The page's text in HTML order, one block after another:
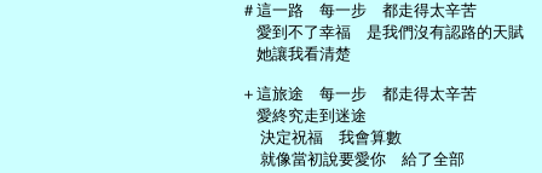
   ＃這一路　每一步　都走得太辛苦
   　愛到不了幸福　是我們沒有認路的天賦
   　她讓我看清楚
   ＋這旅途　每一步　都走得太辛苦
   　愛終究走到迷途
     決定祝福　我會算數
     就像當初說要愛你　給了全部